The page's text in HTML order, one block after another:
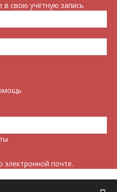
свою учётную запись
почте.